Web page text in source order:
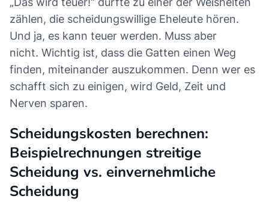
zählen, die scheidungswillige Eheleute hören.
Und ja, es kann teuer werden. Muss aber
nicht. Wichtig ist, dass die Gatten einen Weg
finden, miteinander auszukommen. Denn wer es
schafft sich zu einigen, wird Geld, Zeit und
Nerven sparen.
Scheidungskosten berechnen:
Beispielrechnungen streitige
Scheidung vs. einvernehmliche
Scheidung